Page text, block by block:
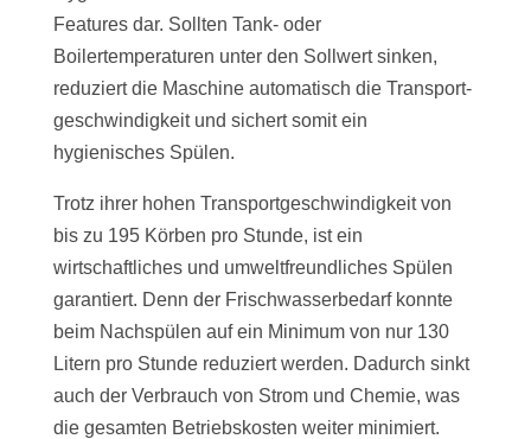
Features dar. Sollten Tank- oder
Boilertemperaturen unter den Sollwert sinken,
reduziert die Maschine automatisch die Transport­
geschwindigkeit und sichert somit ein
hygienisches Spülen.
Trotz ihrer hohen Transportgeschwindigkeit von
bis zu 195 Körben pro Stunde, ist ein
wirtschaftliches und umweltfreundliches Spülen
garantiert. Denn der Frischwasserbedarf konnte
beim Nachspülen auf ein Minimum von nur 130
Litern pro Stunde reduziert werden. Dadurch sinkt
auch der Verbrauch von Strom und Chemie, was
die gesamten Betriebskosten weiter minimiert.